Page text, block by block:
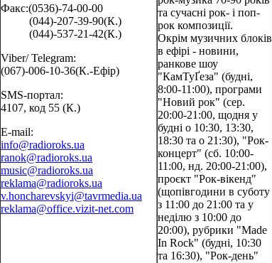
Факс:(0536)-74-00-00
(044)-207-39-90(К.)
(044)-537-21-42(К.)
Viber/ Telegram:
(067)-006-10-36(К.-Ефір)
SMS-портал:
4107, код 55 (К.)
E-mail:
info@radioroks.ua
ranok@radioroks.ua
music@radioroks.ua
reklama@radioroks.ua
v.honcharevskyi@tavrmedia.ua
reklama@office.vizit-net.com
та сучасні рок- і поп-
рок композиції.
Окрім музичних блоків
в ефірі - новини,
ранкове шоу
"КамТуҐеза" (будні,
8:00-11:00), програми
"Новий рок" (сер.
20:00-21:00, щодня у
будні о 10:30, 13:30,
18:30 та о 21:30), "Рок-
концерт" (сб. 10:00-
11:00, нд. 20:00-21:00),
проєкт "Рок-вікенд"
(щопівгодини в суботу
з 11:00 до 21:00 та у
неділю з 10:00 до
20:00), рубрики "Made
In Rock" (будні, 10:30
та 16:30), "Рок-день"